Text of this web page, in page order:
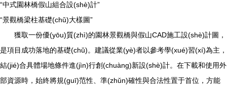
“中式園林橋假山組合設(shè)計”
“景觀橋梁柱基礎(chǔ)大樣圖”
獲取一份優(yōu)質(zhì)的園林景觀橋與假山CAD施工設(shè)計圖，
是項目成功落地的基礎(chǔ)。建議從業(yè)者以參考學(xué)習(xí)為主，
結(jié)合具體場地條件進(jìn)行創(chuàng)新設(shè)計。在下載和使用外
部資源時，始終將規(guī)范性、準(zhǔn)確性與合法性置于首位，方能